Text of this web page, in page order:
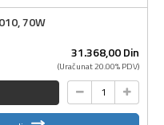
70W
31.368,00Din
(Uračunat 20.00% PDV)